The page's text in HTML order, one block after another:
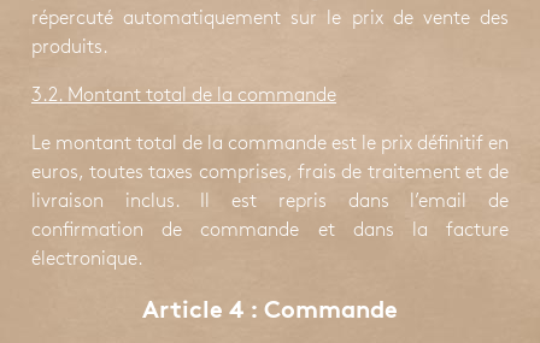
répercuté automatiquement sur le prix de vente des
produits.
3.2. Montant total de la commande
Le montant total de la commande est le prix définitif en
euros, toutes taxes comprises, frais de traitement et de
livraison inclus. Il est repris dans l’email de
confirmation de commande et dans la facture
électronique.
Article 4 : Commande